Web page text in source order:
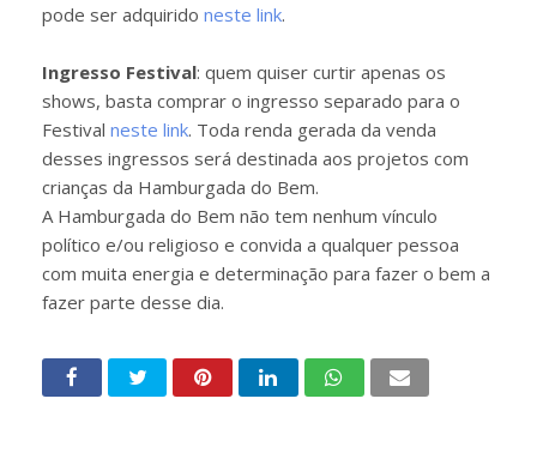
pode ser adquirido neste link.
Ingresso Festival: quem quiser curtir apenas os
shows, basta comprar o ingresso separado para o
Festival neste link. Toda renda gerada da venda
desses ingressos será destinada aos projetos com
crianças da Hamburgada do Bem.
A Hamburgada do Bem não tem nenhum vínculo
político e/ou religioso e convida a qualquer pessoa
com muita energia e determinação para fazer o bem a
fazer parte desse dia.